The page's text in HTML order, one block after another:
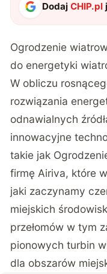
DodajCHIP.pl
Ogrodzenie
do energetyki
W obliczu
rozwiązania
odnawialnych
innowacyjne
takie jak
firmę Airiva, które
jaki zaczynamy
miejskich
przełomów w tym
pionowych turbin
dla obszarów